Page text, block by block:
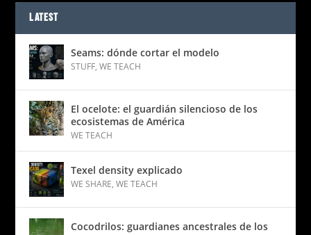
LATEST
Seams: dónde cortar el modelo
STUFF,WE TEACH
El ocelote: el guardián silencioso de los
ecosistemas de América
WE TEACH
Texel density explicado
WE SHARE,WE TEACH
Cocodrilos: guardianes ancestrales de los